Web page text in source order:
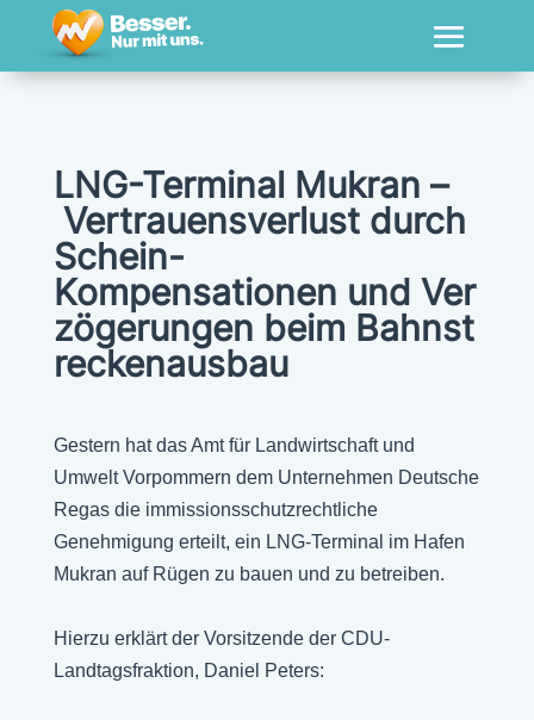
LNG-Terminal Mukran –
Vertrauensverlust durch
Schein-
Kompensationen und Ver
zögerungen beim Bahnst
reckenausbau
Gestern hat das Amt für Landwirtschaft und
Umwelt Vorpommern dem Unternehmen Deutsche
Regas die immissionsschutzrechtliche
Genehmigung erteilt, ein LNG-Terminal im Hafen
Mukran auf Rügen zu bauen und zu betreiben.
Hierzu erklärt der Vorsitzende der CDU-
Landtagsfraktion, Daniel Peters: